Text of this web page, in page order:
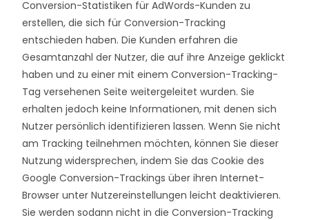
Conversion-Statistiken für AdWords-Kunden zu
erstellen, die sich für Conversion-Tracking
entschieden haben. Die Kunden erfahren die
Gesamtanzahl der Nutzer, die auf ihre Anzeige geklickt
haben und zu einer mit einem Conversion-Tracking-
Tag versehenen Seite weitergeleitet wurden. Sie
erhalten jedoch keine Informationen, mit denen sich
Nutzer persönlich identifizieren lassen. Wenn Sie nicht
am Tracking teilnehmen möchten, können Sie dieser
Nutzung widersprechen, indem Sie das Cookie des
Google Conversion-Trackings über ihren Internet-
Browser unter Nutzereinstellungen leicht deaktivieren.
Sie werden sodann nicht in die Conversion-Tracking